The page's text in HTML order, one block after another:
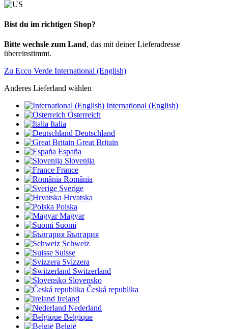
Bist du im richtigen Shop?
Bitte wechsle zum Land, das mit deiner Lieferadresse
übereinstimmt.
Zu Ecco Verde International (English)
Anderes Lieferland wählen
International (English)
Österreich
Italia
Deutschland
Great Britain
España
Slovenija
France
România
Sverige
Hrvatska
Polska
Magyar
Suomi
България
Schweiz
Suisse
Svizzera
Switzerland
Slovensko
Česká republika
Ireland
Nederland
Belgique
België